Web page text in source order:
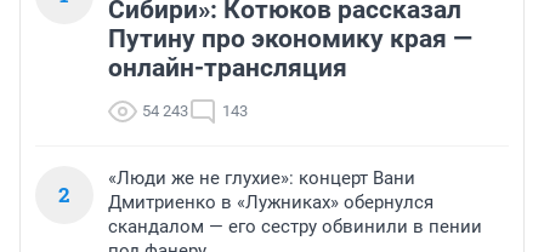
Сибири»: Котюков рассказал
Путину про экономику края —
онлайн-трансляция
54 243 143
2
«Люди же не глухие»: концерт Вани
Дмитриенко в «Лужниках» обернулся
скандалом — его сестру обвинили в пении